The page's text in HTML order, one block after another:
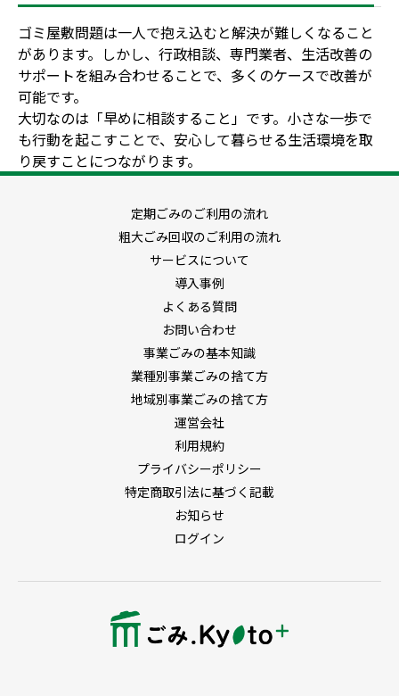
ゴミ屋敷問題は一人で抱え込むと解決が難しくなること
があります。しかし、行政相談、専門業者、生活改善の
サポートを組み合わせることで、多くのケースで改善が
可能です。
大切なのは「早めに相談すること」です。小さな一歩で
も行動を起こすことで、安心して暮らせる生活環境を取
り戻すことにつながります。
定期ごみのご利用の流れ
粗大ごみ回収のご利用の流れ
サービスについて
導入事例
よくある質問
お問い合わせ
事業ごみの基本知識
業種別事業ごみの捨て方
地域別事業ごみの捨て方
運営会社
利用規約
プライバシーポリシー
特定商取引法に基づく記載
お知らせ
ログイン